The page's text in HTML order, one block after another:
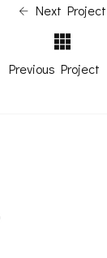
Next Project
Previous Project